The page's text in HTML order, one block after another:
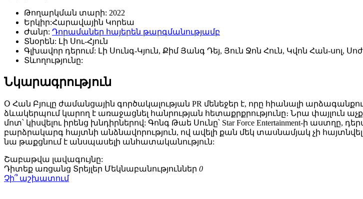
Թողարկման տարի: 2022
Երկիր:Հարավային Կորեա
Ժանր: Դորամաներ հայերեն թարգմանությամբ
Տնօրեն: Լի Սու-Հյուն
Գլխավոր դերում: Լի Սունգ-Կյուն, Քիմ Յանգ Դեյ, Յուն Ջոն Հուն, Կվոն Հան-սոլ,
Տևողությունը:
Նկարագրություն
Օ Հան Բյուլը ժամանցային գործակալության PR մենեջեր է, որը հիանալի
ձևակերպում կարող է առաջացնել հանրության հետաքրքրությունը։ Նրա փայլուն
մոտ՝ կիսվելու իրենց խնդիրներով: Գոնգ Թաե Սունը՝ Star Force Entertainment-ի
բարձրակարգ հայտնի անձնավորություն, ով ավելի քան մեկ տասնամյակ չի
նա թաքցնում է անսպասելի անհատականություն:
Շաբաթվա լավագույնը:
Դիտեք առցանց Տրեյլեր Մեկնաբանություններ 0
Չի՞ աշխատում